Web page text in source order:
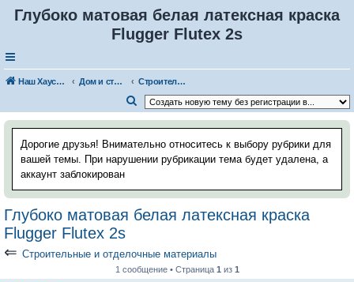
Глубоко матовая белая латексная краска
Flugger Flutex 2s
Наш Хаус-форум Дом и стройка
Строительные и отделочные материалы
о
с
Дорогие друзья! Внимательно относитесь к выбору рубрики для
вашей темы. При нарушении рубрикации тема будет удалена, а
аккаунт заблокирован
Глубоко матовая белая латексная краска
Flugger Flutex 2s
⇐ Строительные и отделочные материалы
1 сообщение • Страница 1 из 1